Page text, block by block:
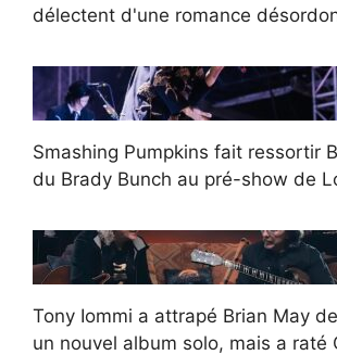
délectent d'une romance
Smashing Pumpkins fait ressortir
du Brady Bunch au pré-show de
Tony Iommi a attrapé Brian May
un nouvel album solo, mais a raté